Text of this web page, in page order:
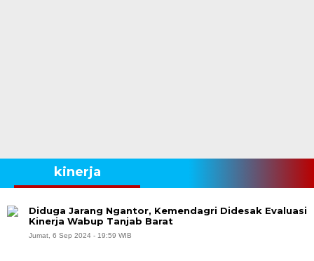
kinerja
Diduga Jarang Ngantor, Kemendagri Didesak Evaluasi
Kinerja Wabup Tanjab Barat
Jumat, 6 Sep 2024 - 19:59 WIB